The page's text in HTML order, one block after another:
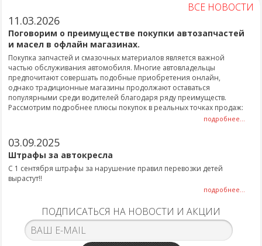
ВСЕ НОВОСТИ
11.03.2026
Поговорим о преимуществе покупки автозапчастей
и масел в офлайн магазинах.
Покупка запчастей и смазочных материалов является важной
частью обслуживания автомобиля. Многие автовладельцы
предпочитают совершать подобные приобретения онлайн,
однако традиционные магазины продолжают оставаться
популярными среди водителей благодаря ряду преимуществ.
Рассмотрим подробнее плюсы покупок в реальных точках продаж:
подробнее...
03.09.2025
Штрафы за автокресла
С 1 сентября штрафы за нарушение правил перевозки детей
вырастут!!
подробнее...
ПОДПИСАТЬСЯ НА НОВОСТИ И АКЦИИ